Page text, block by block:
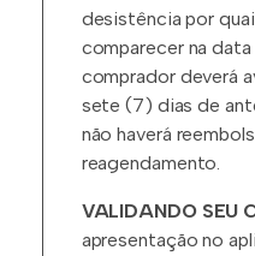
desistência por
comparecer na
comprador deverá
sete (7) dias de
não haverá
reagendamento.
VALIDANDO SEU
apresentação no